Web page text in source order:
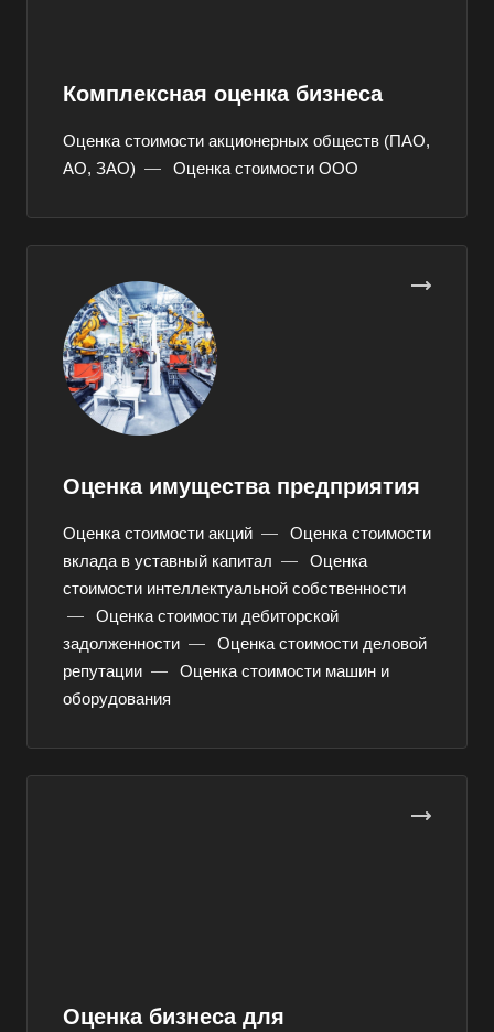
Комплексная оценка бизнеса
Оценка стоимости акционерных обществ (ПАО,
АО, ЗАО) — Оценка стоимости ООО
Оценка имущества предприятия
Оценка стоимости акций —
Оценка стоимости
вклада в уставный капитал —
Оценка
стоимости интеллектуальной собственности
—
Оценка стоимости дебиторской
задолженности —
Оценка стоимости деловой
репутации —
Оценка стоимости машин и
оборудования
Оценка бизнеса для
Азов